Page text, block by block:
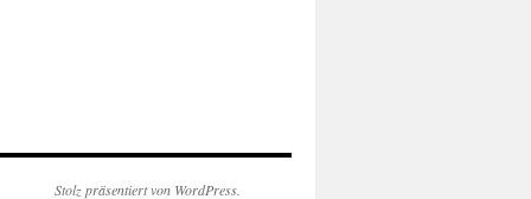
Stolz präsentiert von WordPress.